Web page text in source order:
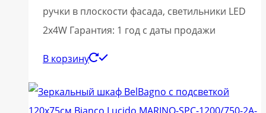
ручки в плоскости фасада, светильники LED
2x4W Гарантия: 1 год с даты продажи
В корзину